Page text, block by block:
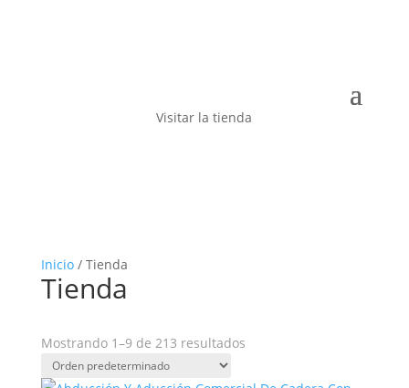
Visitar la tienda
Inicio/ Tienda
Tienda
Mostrando 1–9 de 213 resultados